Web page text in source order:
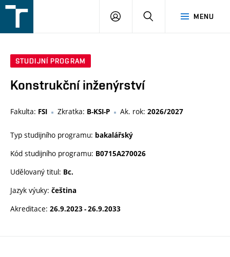
v
MENU
PŘIHLÁŠENÍ
STUDIJNÍ PROGRAM
Konstrukční inženýrství
Fakulta: FSI Zkratka: B-KSI-P Ak. rok: 2026/2027
Typ studijního programu: bakalářský
Kód studijního programu: B0715A270026
Udělovaný titul: Bc.
Jazyk výuky: čeština
Akreditace: 26.9.2023 - 26.9.2033